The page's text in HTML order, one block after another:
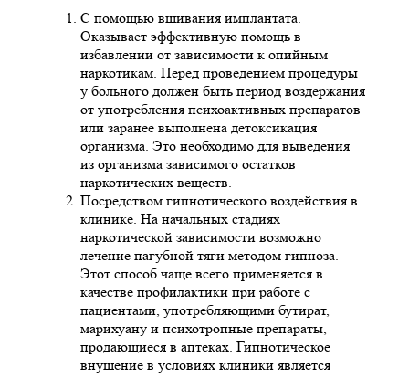
С помощью вшивания имплантата.
Оказывает эффективную помощь в
избавлении от зависимости к опийным
наркотикам. Перед проведением процедуры
у больного должен быть период воздержания
от употребления психоактивных препаратов
или заранее выполнена детоксикация
организма. Это необходимо для выведения
из организма зависимого остатков
наркотических веществ.
Посредством гипнотического воздействия в
клинике. На начальных стадиях
наркотической зависимости возможно
лечение пагубной тяги методом гипноза.
Этот способ чаще всего применяется в
качестве профилактики при работе с
пациентами, употребляющими бутират,
марихуану и психотропные препараты,
продающиеся в аптеках. Гипнотическое
внушение в условиях клиники является